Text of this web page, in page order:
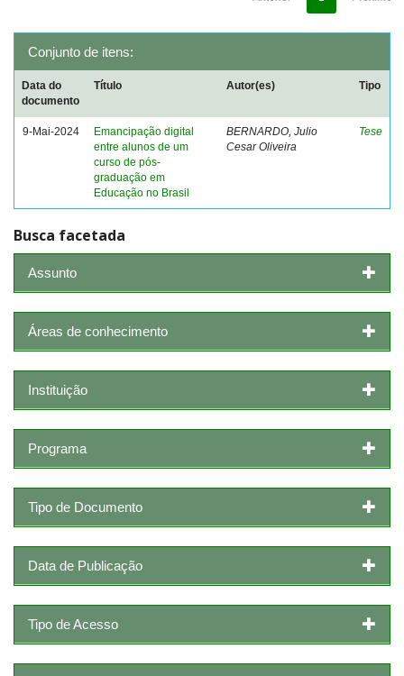
Conjunto de itens:
Data do
documento
Título Autor(es) Tipo
9-Mai-2024
Emancipação digital
entre alunos de um
curso de pós-
graduação em
Educação no Brasil
BERNARDO, Julio
Cesar Oliveira
Tese
Busca facetada
Assunto
Áreas de conhecimento
Instituição
Programa
Tipo de Documento
Data de Publicação
Tipo de Acesso